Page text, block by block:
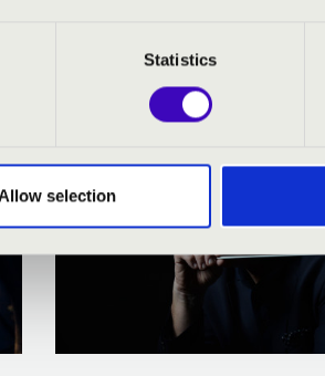
Statistics
selection
- MISKOLC -